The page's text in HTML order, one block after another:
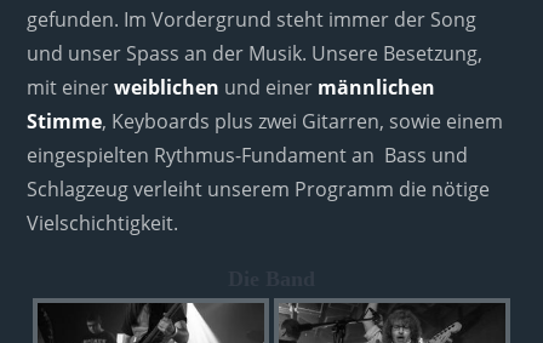
gefunden. Im Vordergrund steht immer der Song
und unser Spass an der Musik. Unsere Besetzung,
mit einerweiblichen und einer männlichen
Stimme, Keyboards plus zwei Gitarren, sowie einem
eingespielten Rythmus-Fundament an Bass und
Schlagzeug verleiht unserem Programm die nötige
Vielschichtigkeit.